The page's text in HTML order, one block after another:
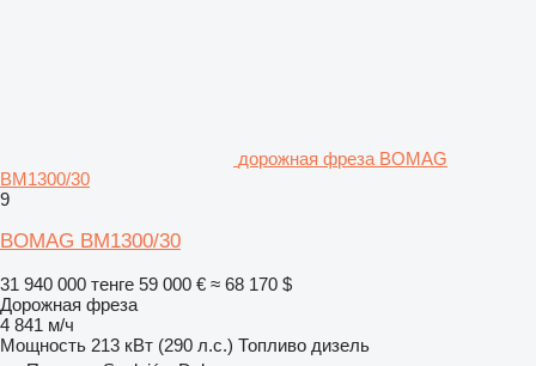
дорожная фреза BOMAG
BM1300/30
9
BOMAG BM1300/30
31 940 000 тенге 59 000 € ≈ 68 170 $
Дорожная фреза
4 841 м/ч
Мощность 213 кВт (290 л.с.) Топливо дизель